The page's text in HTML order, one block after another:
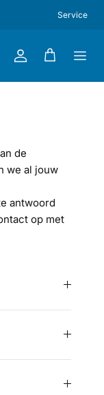
Service
AccountWinkelwagen
de
we al jouw
antwoord
op met